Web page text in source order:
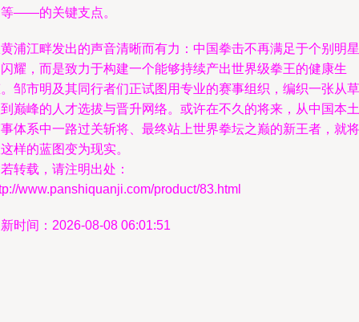
——的关键支点。
浦江畔发出的声音清晰而有力：中国拳击不再满足于个别明星
耀，而是致力于构建一个能够持续产出世界级拳王的健康生
邹市明及其同行者们正试图用专业的赛事组织，编织一张从草
巅峰的人才选拔与晋升网络。或许在不久的将来，从中国本土
体系中一路过关斩将、最终站上世界拳坛之巅的新王者，就将
样的蓝图变为现实。
转载，请注明出处：
www.panshiquanji.com/product/83.html
时间：2026-08-08 06:01:51